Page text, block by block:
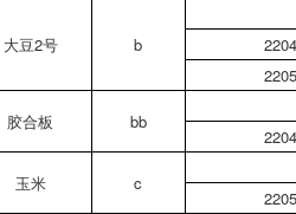
大豆2号 b
2204
2205
胶合板 bb
2204
玉米 c
2205